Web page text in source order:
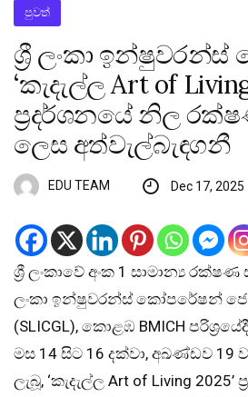
පුවත්
ශ්‍රී ලංකා ඉන්ෂුවරන්ස්
‘කැදැල්ල Art of
ප්‍රදර්ශනයේ නිල
ලෙස අත්වැල්බැඳගනී
EDU TEAM Dec 17, 2025
ශ්‍රී ලංකාවේ අංක 1 සාමාන්‍ය
ලංකා ඉන්ෂුවරන්ස් කෝපරේෂන්
(SLICGL), කොළඹ BMICH
මස 14 සිට 16 දක්වා, අඛණ්ඩව
ලැබූ, ‘කැදැල්ල Art of Living